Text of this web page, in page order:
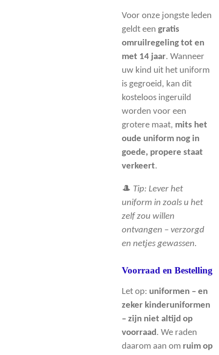
Voor onze jongste leden
geldt een gratis
omruilregeling tot en
met 14 jaar. Wanneer
uw kind uit het uniform
is gegroeid, kan dit
kosteloos ingeruild
worden voor een
grotere maat, mits het
oude uniform nog in
goede, propere staat
verkeert.
🎩 Tip: Lever het
uniform in zoals u het
zelf zou willen
ontvangen – verzorgd
en netjes gewassen.
Voorraad en Bestelling
Let op: uniformen – en
zeker kinderuniformen
– zijn niet altijd op
voorraad. We raden
daarom aan om ruim op